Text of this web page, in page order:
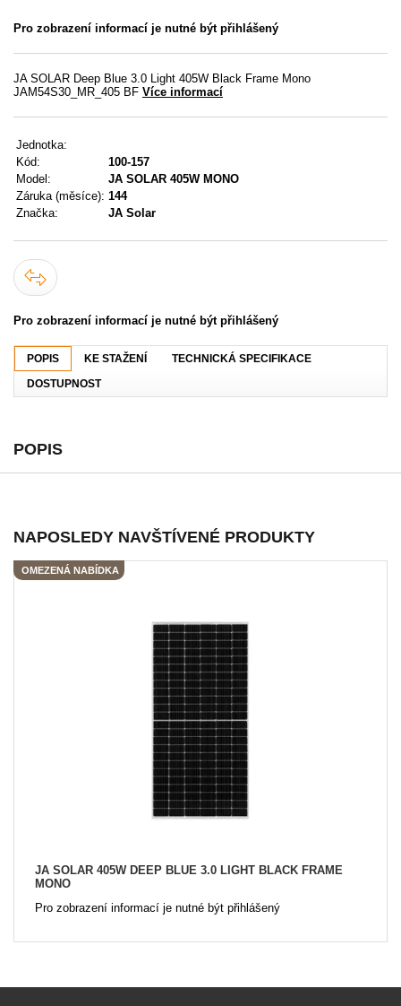
Přihlášení
Registrace
Zapomenuté heslo
Pro zobrazení informací je nutné být přihlášený
JA SOLAR Deep Blue 3.0 Light 405W Black Frame Mono
JAM54S30_MR_405 BF Více informací
Jednotka:
Kód:
100-157
Model:
JA SOLAR 405W MONO
Záruka (měsíce): 144
Značka:
JA Solar
Pro zobrazení informací je nutné být přihlášený
POPIS KE STAŽENÍ
TECHNICKÁ SPECIFIKACE
DOSTUPNOST
POPIS
NAPOSLEDY NAVŠTÍVENÉ PRODUKTY
OMEZENÁ NABÍDKA
JA SOLAR 405W DEEP BLUE 3.0 LIGHT BLACK FRAME
MONO
Pro zobrazení informací je nutné být přihlášený